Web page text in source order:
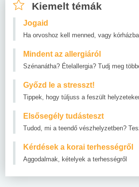
Kiemelt témák
Jogaid
Ha orvoshoz kell menned, vagy
Mindent az allergiáról
Szénanátha? Ételallergia? Tudj meg
Győzd le a stresszt!
Tippek, hogy túljuss a feszült
Elsősegély tudásteszt
Tudod, mi a teendő vészhelyzetben?
Kérdések a korai terhességről
Aggodalmak, kételyek a terhességről